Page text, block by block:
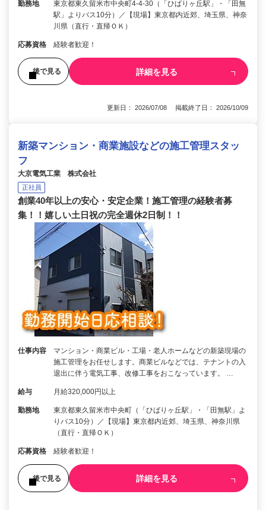
勤務地
東京都東久留米市中央町4-4-30（「ひばりヶ丘駅」・「田無
駅」よりバス10分）／【現場】東京都内近郊、埼玉県、神奈
川県（直行・直帰ＯＫ）
応募資格 経験者歓迎！
後で見る 詳細を見る
更新日： 2026/07/08 掲載終了日： 2026/10/09
新築マンション・商業施設などの施工管理スタッ
フ
大京電気工業 株式会社
正社員
創業40年以上の安心・安定企業！施工管理の経験者募
集！！嬉しい土日祝の完全週休2日制！！
仕事内容
マンション・商業ビル・工場・老人ホームなどの新築現場の
施工管理をお任せします。商業ビルなどでは、テナントの入
退出に伴う電気工事、改修工事をおこなっています。 …
給与 月給320,000円以上
勤務地
東京都東久留米市中央町（「ひばりヶ丘駅」・「田無駅」よ
りバス10分）／【現場】東京都内近郊、埼玉県、神奈川県
（直行・直帰ＯＫ）
応募資格 経験者歓迎！
後で見る 詳細を見る